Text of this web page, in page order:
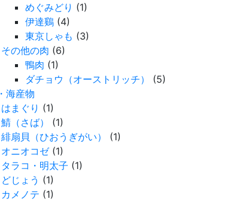
めぐみどり (1)
伊達鷄 (4)
東京しゃも (3)
その他の肉 (6)
鴨肉 (1)
ダチョウ（オーストリッチ）
(5)
海産物
はまぐり (1)
鯖（さば）
(1)
緋扇貝（ひおうぎがい）
(1)
オニオコゼ(1)
タラコ・明太子 (1)
どじょう (1)
カメノテ (1)